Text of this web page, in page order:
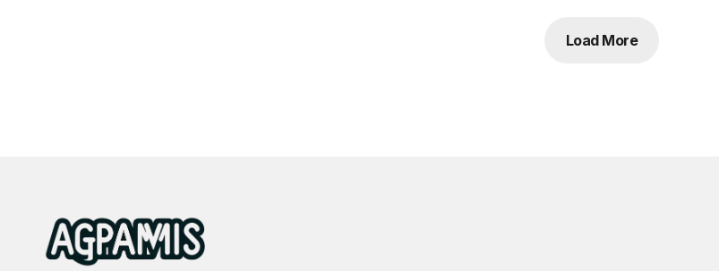
Load More